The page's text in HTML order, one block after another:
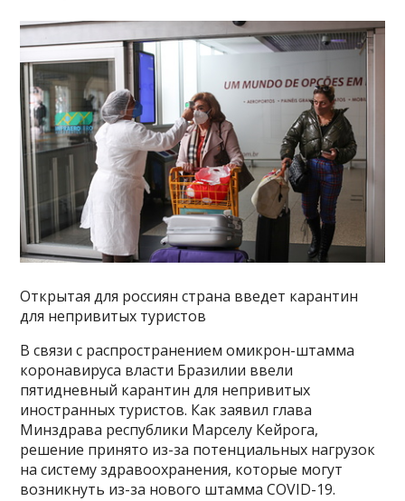
Открытая для россиян страна введет карантин
для непривитых туристов
В связи с распространением омикрон-штамма
коронавируса власти Бразилии ввели
пятидневный карантин для непривитых
иностранных туристов. Как заявил глава
Минздрава республики Марселу Кейрога,
решение принято из-за потенциальных нагрузок
на систему здравоохранения, которые могут
возникнуть из-за нового штамма COVID-19.